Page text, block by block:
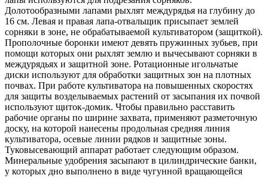
Долотообразными лапами рыхлят междурядья на глубину до
16 см. Левая и правая лапа-отвальщик присыпает землей
сорняки в зоне, не обрабатываемой культиватором (защиткой).
Прополочные боронки имеют девять пружинных зубьев, при
помощи которых они рыхлят землю и вычесывают сорняки в
междурядьях и защитной зоне. Ротационные игольчатые
диски используют для обработки защитных зон на плотных
почвах. При работе культиватора на повышенных скоростях
для защиты возделываемых растений от засыпания их почвой
используют щиток-домик. Чтобы правильно расставить
рабочие органы по ширине захвата, применяют разметочную
доску, на которой нанесены продольная средняя линия
культиватора, осевые линии рядков и защитные зоны.
Туковысевающий аппарат работает следующим образом.
Минеральные удобрения засыпают в цилиндрические банки,
у которых дно выполнено в виде чугунной вращающейся